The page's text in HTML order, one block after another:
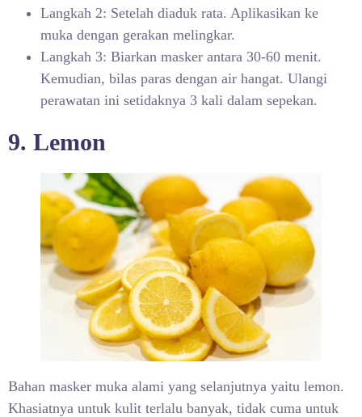
Langkah 2: Setelah diaduk rata. Aplikasikan ke
muka dengan gerakan melingkar.
Langkah 3: Biarkan masker antara 30-60 menit.
Kemudian, bilas paras dengan air hangat. Ulangi
perawatan ini setidaknya 3 kali dalam sepekan.
9. Lemon
Bahan masker muka alami yang selanjutnya yaitu lemon.
Khasiatnya untuk kulit terlalu banyak, tidak cuma untuk